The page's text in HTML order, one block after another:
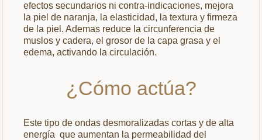
efectos secundarios ni contra-indicaciones, mejora
la piel de naranja, la elasticidad, la textura y firmeza
de la piel. Ademas reduce la circunferencia de
muslos y cadera, el grosor de la capa grasa y el
edema, activando la circulación.
¿Cómo actúa?
Este tipo de ondas desmoralizadas cortas y de alta
energía que aumentan la permeabilidad del